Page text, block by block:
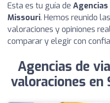
Esta es tu guía de
Missouri. Hemos reunido
valoraciones y opiniones
comparar y elegir con
Agencias de
valoraciones